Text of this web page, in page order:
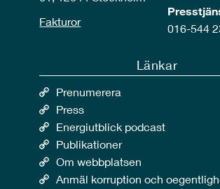
Fakturor
016-544
Länkar
Prenumerera
Press
Energiutblick podcast
Publikationer
Om webbplatsen
Anmäl korruption och